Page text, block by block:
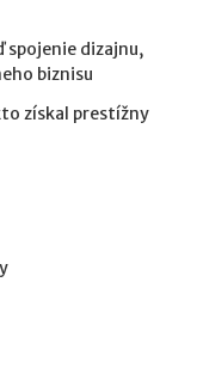
spojenie dizajnu,
biznisu
získal prestížny